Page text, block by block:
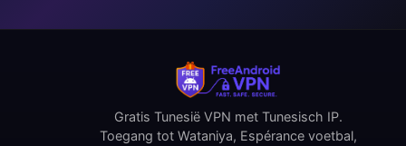
Gratis Tunesië VPN met Tunesisch IP.
Toegang tot Wataniya, Espérance voetbal,